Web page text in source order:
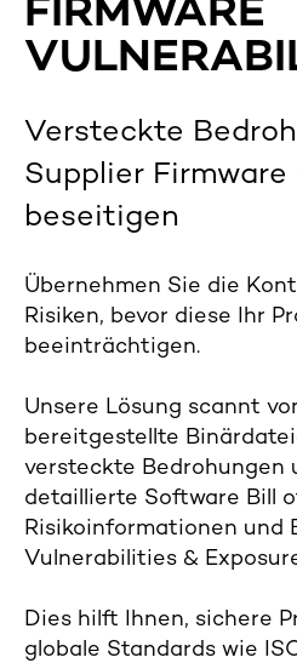
FIRMWARE
Versteckte
Supplier
beseitigen
Übernehmen Sie die
Risiken, bevor diese Ihr
beeinträchtigen.
Unsere Lösung scannt
bereitgestellte
versteckte Bedrohungen
detaillierte Software Bill
Risikoinformationen und
Vulnerabilities &
Dies hilft Ihnen, sichere
globale Standards wie